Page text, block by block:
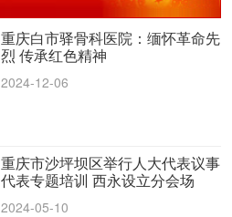
重庆白市驿骨科医院：缅怀革命先
烈 传承红色精神
2024-12-06
重庆市沙坪坝区举行人大代表议事
代表专题培训 西永设立分会场
2024-05-10